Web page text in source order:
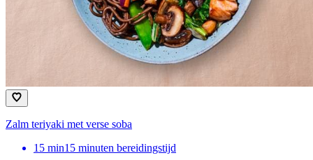
Zalm teriyaki met verse soba
15 min15 minuten bereidingstijd